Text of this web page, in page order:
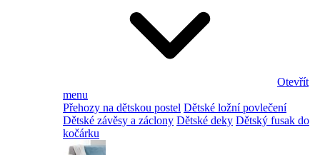
Otevřít
menu
Přehozy na dětskou postel Dětské ložní povlečení
Dětské závěsy a záclony Dětské deky Dětský fusak do
kočárku